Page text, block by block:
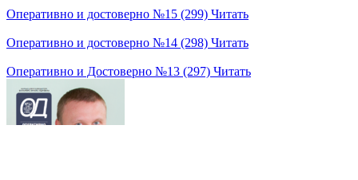
Оперативно и достоверно №15 (299) Читать
Оперативно и достоверно №14 (298) Читать
Оперативно и Достоверно №13 (297) Читать